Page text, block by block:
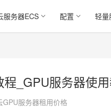
服务器ECS 配置 轻量
_GPU服务器使
GPU服务器租用价格